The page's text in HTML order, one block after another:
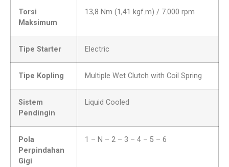
Torsi
Maksimum
13,8 Nm (1,41 kgf.m) / 7.000 rpm
Tipe Starter Electric
Tipe Kopling Multiple Wet Clutch with Coil Spring
Sistem
Pendingin
Liquid Cooled
Pola
Perpindahan
Gigi
1 – N – 2 – 3 – 4 – 5 – 6